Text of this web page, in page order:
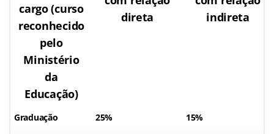
cargo (curso
reconhecido
pelo
Ministério
da
Educação)
direta
indireta
Graduação 25% 15%